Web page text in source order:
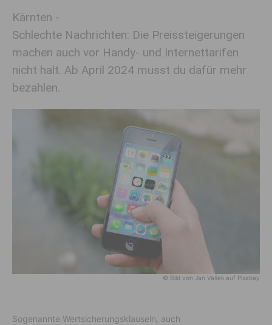
Kärnten -
Schlechte Nachrichten: Die Preissteigerungen
machen auch vor Handy- und Internettarifen
nicht halt. Ab April 2024 musst du dafür mehr
bezahlen.
© Bild von Jan Vašek auf Pixabay
Sogenannte Wertsicherungsklauseln, auch